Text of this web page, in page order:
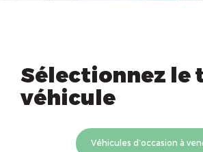
Sélectionnez le
véhicule
Véhicules d’occasion à